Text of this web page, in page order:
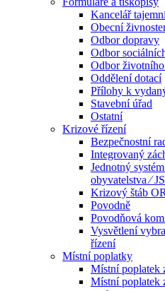
Kancelář
Obecní
Odbor dopravy
Odbor
Odbor
Oddělení dotací
Přílohy k
Stavební úřad
Ostatní
Krizové řízení
Bezpečnostní
Integrovaný
Jednotný
obyvatelstva ⁄
Krizový štáb
Povodně
Povodňová
Vysvětlení
řízení
Místní poplatky
Místní poplatek
Místní poplatek